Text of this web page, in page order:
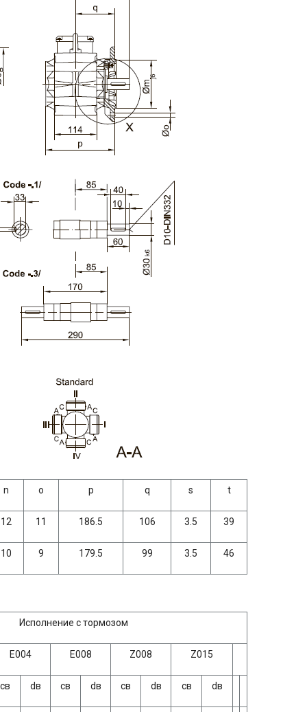
n о р q s t
12 11 186.5 106 3.5 39
10 9 179.5 99 3.5 46
Исполнение с тормозом
Е004 Е008 Z008 Z015
cв dв cв dв cв dв cв dв